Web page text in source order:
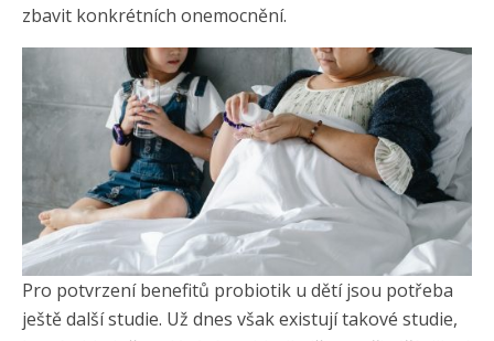
zbavit konkrétních onemocnění.
Pro potvrzení benefitů probiotik u dětí jsou potřeba
ještě další studie. Už dnes však existují takové studie,